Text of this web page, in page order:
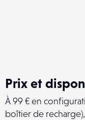
Prix et
À 99 € en
boîtier de